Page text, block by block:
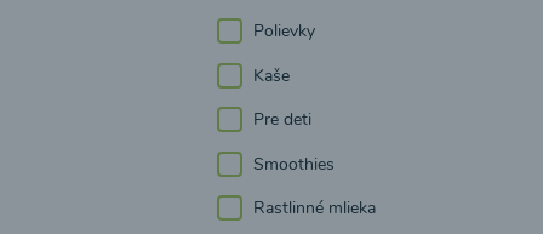
Polievky
Kaše
Pre deti
Smoothies
Rastlinné mlieka